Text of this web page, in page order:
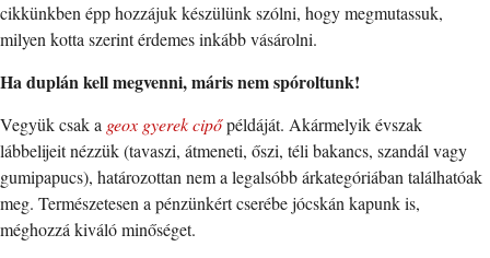
cikkünkben épp hozzájuk készülünk szólni, hogy megmutassuk,
milyen kotta szerint érdemes inkább vásárolni.
Ha duplán kell megvenni, máris nem spóroltunk!
Vegyük csak a geox gyerek cipőpéldáját. Akármelyik évszak
lábbelijeit nézzük (tavaszi, átmeneti, őszi, téli bakancs, szandál vagy
gumipapucs), határozottan nem a legalsóbb árkategóriában találhatóak
meg. Természetesen a pénzünkért cserébe jócskán kapunk is,
méghozzá kiváló minőséget.